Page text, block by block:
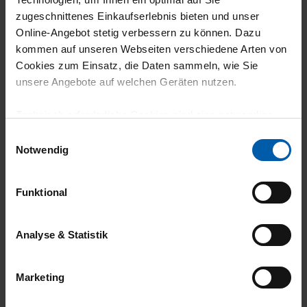
zugeschnittenes Einkaufserlebnis bieten und unser
Online-Angebot stetig verbessern zu können. Dazu
kommen auf unseren Webseiten verschiedene Arten von
Cookies zum Einsatz, die Daten sammeln, wie Sie
unsere Angebote auf welchen Geräten nutzen.
grundlegende Funktionen wie etwa zur Auswahl und
gewährleisten.
Für die Darstellung personalisierter Angebote, Anzeigen
und Inhalte aufgrund Ihres Nutzerverhaltens und Ihres
Zwecke zur Analyse und Optimierung unserer
Notwendig
Funktional
Analyse & Statistik
Marketing
climate-neutral
shipping
Family business